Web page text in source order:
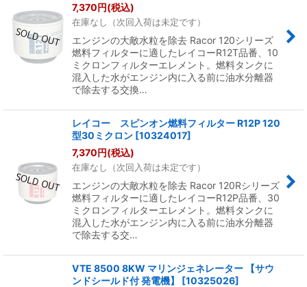
7,370円(税込)
在庫なし（次回入荷は未定です）
エンジンの大敵水粒を除去 Racor 120シリーズ
燃料フィルターに適したレイコーR12T品番、10
ミクロンフィルターエレメント。燃料タンクに
混入した水がエンジン内に入る前に油水分離器
で除去する交換…
レイコー スピンオン燃料フィルター R12P 120
型30ミクロン [10324017]
7,370円(税込)
在庫なし（次回入荷は未定です）
エンジンの大敵水粒を除去 Racor 120Rシリーズ
燃料フィルターに適したレイコーR12P品番、30
ミクロンフィルターエレメント。燃料タンクに
混入した水がエンジン内に入る前に油水分離器
で除去する交…
VTE 8500 8KW マリンジェネレーター 【サウ
ンドシールド付 発電機】
[10325026]